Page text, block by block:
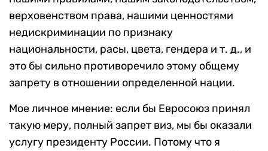
верховенством права, нашими ценностями
недискриминации по признаку
национальности, расы, цвета, гендера и т. д., и
это бы сильно противоречило этому общему
запрету в отношении определенной нации.
Мое личное мнение: если бы Евросоюз принял
такую меру, полный запрет виз, мы бы оказали
услугу президенту России. Потому что я